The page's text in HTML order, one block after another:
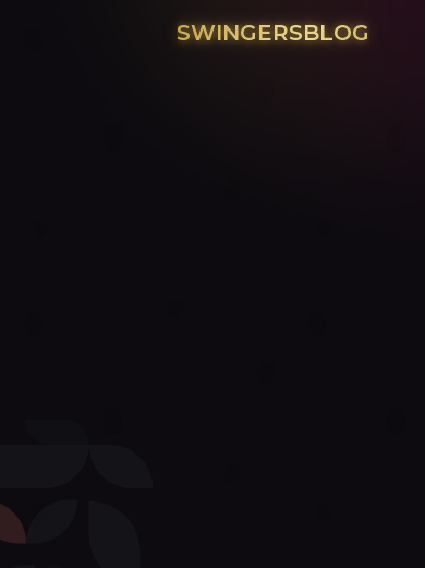
SWINGERSBLOG